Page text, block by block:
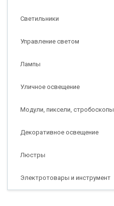
Светильники
Управление светом
Лампы
Уличное освещение
Модули, пиксели, стробоскопы
Декоративное освещение
Люстры
Электротовары и инструмент